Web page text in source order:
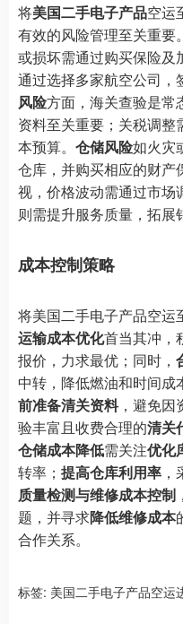
将美国二手电子产品空运
有效的风险管理至关重要。
或损坏需通过购买保险及
通过选择多家航空公司，
风险方面，海关查验是常
资料至关重要；关税调
本预算。 仓储风险如火灾
仓库，并购买相应的财产
视，价格波动需通过市场
则需提升服务质量，拓展
成本控制策略
将美国二手电子产品空运
运输成本优化首当其冲，
报价，力求最优；同时，
中转，降低燃油和时间成
前准备清关资料，避免因
验丰富且收费合理的清关
仓储成本降低需关注优化
转率； 提高仓库利用率
质量检测与维修成本控制
题，并寻求降低维修成本
合作关系。
标签: 美国二手电子产品空运